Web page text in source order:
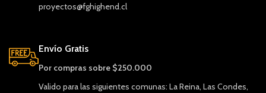
proyectos@fghighend.cl
Envío Gratis
Por compras sobre $250.000
Valido para las siguientes comunas: La Reina, Las Condes,